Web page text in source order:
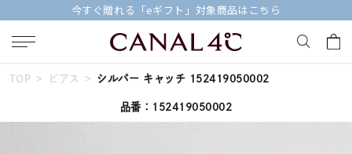
今すぐ贈れる「eギフト」対象商品はこちら
キーワードで検索する
TOP ピアス シルバー キャッチ 152419050002
品番：152419050002